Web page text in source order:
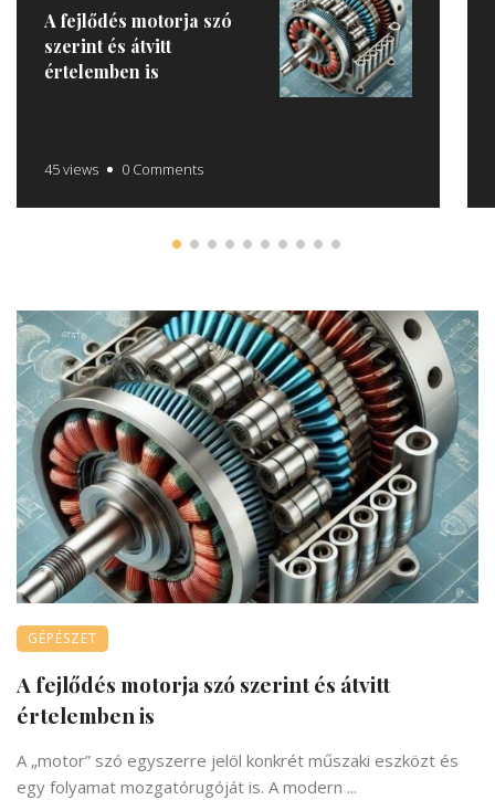
A fejlődés motorja szó
szerint és átvitt
értelemben is
45 views 0 Comments
GÉPÉSZET
A fejlődés motorja szó szerint és átvitt
értelemben is
A „motor” szó egyszerre jelöl konkrét műszaki eszközt és
egy folyamat mozgatórugóját is. A modern ...